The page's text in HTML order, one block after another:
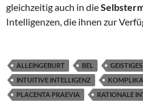
gleichzeitig auch in die
Intelligenzen, die ihnen zur
ALLEINGEBURT BEL
INTUITIVE INTELLIGENZ
PLACENTA PRAEVIA
RATIONALE